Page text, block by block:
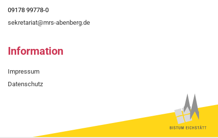
09178 99778-0
sekretariat@mrs-abenberg.de
Information
Impressum
Datenschutz